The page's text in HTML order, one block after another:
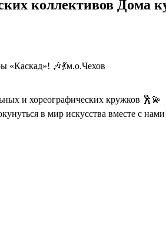
коллективов Дома
«Каскад»! 🎶💃м.о.Чехов
и хореографических кружков 🕺💫
в мир искусства вместе с